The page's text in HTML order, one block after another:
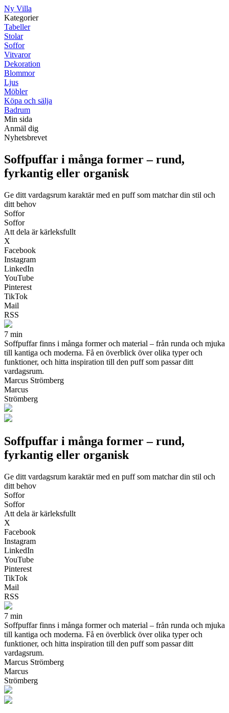
Ny Villa
Kategorier
Tabeller
Stolar
Soffor
Vitvaror
Dekoration
Blommor
Ljus
Möbler
Köpa och sälja
Badrum
Min sida
Anmäl dig
Nyhetsbrevet
Soffpuffar i många former – rund,
fyrkantig eller organisk
Ge ditt vardagsrum karaktär med en puff som matchar din stil och
ditt behov
Soffor
Soffor
Att dela är kärleksfullt
X
Facebook
Instagram
LinkedIn
YouTube
Pinterest
TikTok
Mail
RSS
7 min
Soffpuffar finns i många former och material – från runda och mjuka
till kantiga och moderna. Få en överblick över olika typer och
funktioner, och hitta inspiration till den puff som passar ditt
vardagsrum.
Marcus Strömberg
Marcus
Strömberg
Soffpuffar i många former – rund,
fyrkantig eller organisk
Ge ditt vardagsrum karaktär med en puff som matchar din stil och
ditt behov
Soffor
Soffor
Att dela är kärleksfullt
X
Facebook
Instagram
LinkedIn
YouTube
Pinterest
TikTok
Mail
RSS
7 min
Soffpuffar finns i många former och material – från runda och mjuka
till kantiga och moderna. Få en överblick över olika typer och
funktioner, och hitta inspiration till den puff som passar ditt
vardagsrum.
Marcus Strömberg
Marcus
Strömberg